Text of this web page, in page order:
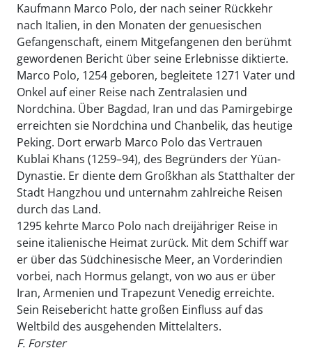
Kaufmann Marco Polo, der nach seiner Rückkehr
nach Italien, in den Monaten der genuesischen
Gefangenschaft, einem Mitgefangenen den berühmt
gewordenen Bericht über seine Erlebnisse diktierte.
Marco Polo, 1254 geboren, begleitete 1271 Vater und
Onkel auf einer Reise nach Zentralasien und
Nordchina. Über Bagdad, Iran und das Pamirgebirge
erreichten sie Nordchina und Chanbelik, das heutige
Peking. Dort erwarb Marco Polo das Vertrauen
Kublai Khans (1259–94), des Begründers der Yüan-
Dynastie. Er diente dem Großkhan als Statthalter der
Stadt Hangzhou und unternahm zahlreiche Reisen
durch das Land.
1295 kehrte Marco Polo nach dreijähriger Reise in
seine italienische Heimat zurück. Mit dem Schiff war
er über das Südchinesische Meer, an Vorderindien
vorbei, nach Hormus gelangt, von wo aus er über
Iran, Armenien und Trapezunt Venedig erreichte.
Sein Reisebericht hatte großen Einfluss auf das
Weltbild des ausgehenden Mittelalters.
F. Forster